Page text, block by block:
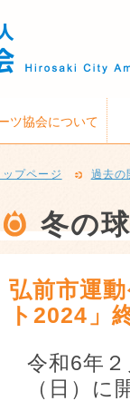
ツ協会について
ップページ 過去の
冬の
弘前市運
ト2024」
令和6年
（日）に